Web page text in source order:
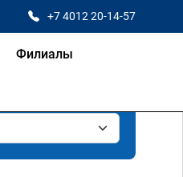
+7 4012 20-14-57
Филиалы